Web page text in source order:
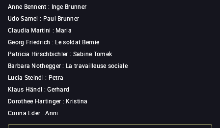
Anne Bennent : Inge Brunner
Udo Samel : Paul Brunner
Claudia Martini : Maria
Georg Friedrich : Le soldat Bernie
Patricia Hirschbichler : Sabine Tomek
Barbara Nothegger: La travailleuse sociale
Lucia Steindl : Petra
Klaus Händl :Gerhard
Dorothee Hartinger : Kristina
Corina Eder :Anni